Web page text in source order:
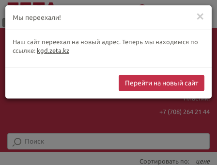
Меню
ҚАЗ
РУС
ENG
+ видеотрансляции:
Интернет-магазин:
+7 (708) 925 56
Пластик:
+7 (708) 264 21 44
Сортировать по: цене
✕
Мы переехали!
Наш сайт переехал на новый адрес. Теперь мы находимся по
ссылке: kgd.zeta.kz
Перейти на новый сайт